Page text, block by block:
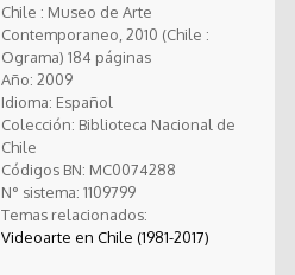
Chile : Museo de Arte
Contemporaneo, 2010 (Chile :
Ograma) 184 páginas
Año: 2009
Idioma: Español
Colección: Biblioteca Nacional de
Chile
Códigos BN: MC0074288
N° sistema: 1109799
Temas relacionados:
Videoarte en Chile (1981-2017)